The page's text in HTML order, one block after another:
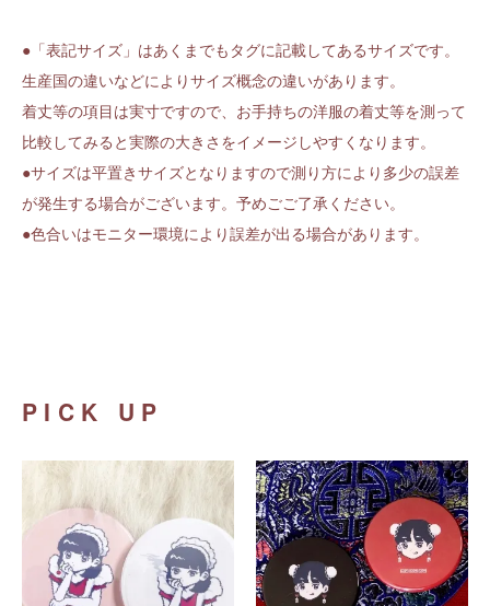
●「表記サイズ」はあくまでもタグに記載してあるサイズです。
生産国の違いなどによりサイズ概念の違いがあります。
着丈等の項目は実寸ですので、お手持ちの洋服の着丈等を測って
比較してみると実際の大きさをイメージしやすくなります。
●サイズは平置きサイズとなりますので測り方により多少の誤差
が発生する場合がございます。予めごご了承ください。
●色合いはモニター環境により誤差が出る場合があります。
PICK UP